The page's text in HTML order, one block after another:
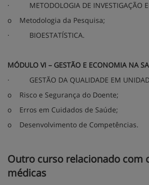
·
METODOLOGIA DE INVESTIGAÇÃO
o
Metodologia da Pesquisa;
·
BIOESTATÍSTICA.
MÓDULO VI – GESTÃO E ECONOMIA NA
·
GESTÃO DA QUALIDADE EM
o
Risco e Segurança do Doente;
o
Erros em Cuidados de Saúde;
o
Desenvolvimento de Competências.
Outro curso relacionado com
médicas